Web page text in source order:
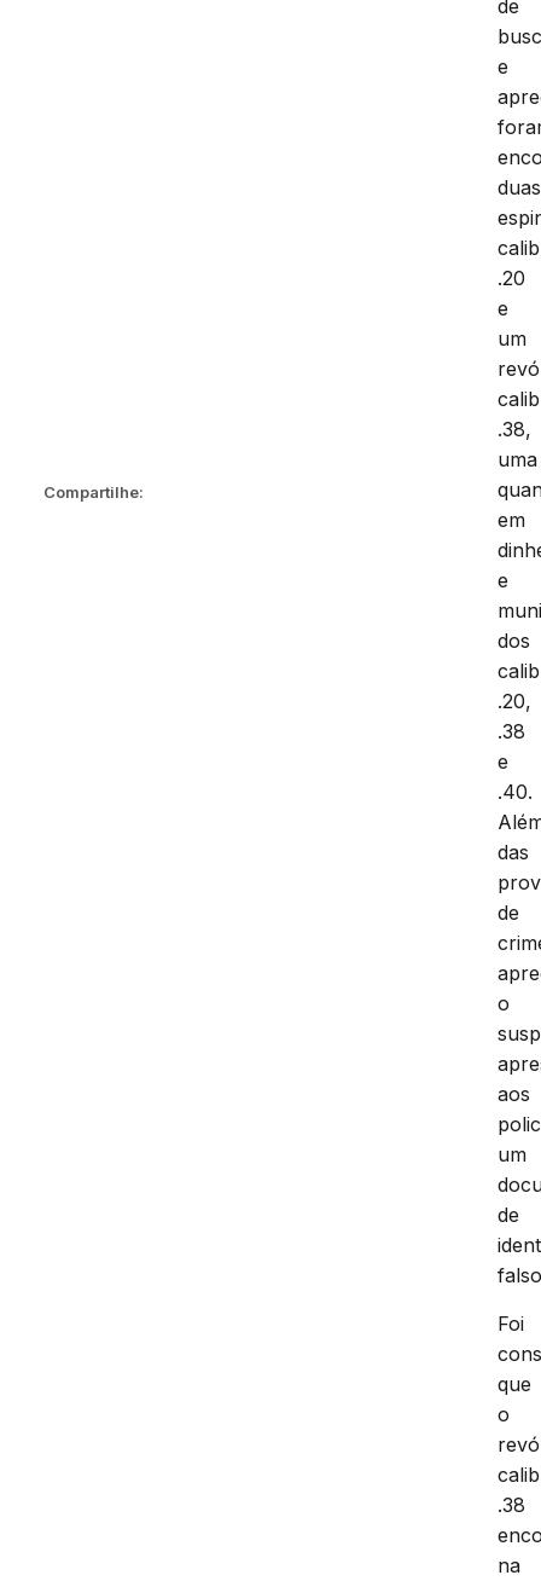
Compartilhe:
de
e
duas
.20
e
um
.38,
uma
em
e
dos
.20,
.38
e
.40.
das
de
o
aos
um
de
Foi
que
o
.38
na